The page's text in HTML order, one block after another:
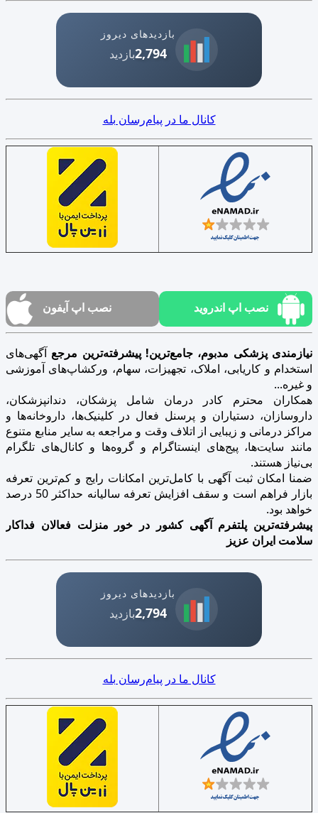
بازدیدهای دیروز
2,794بازدید
کانال ما در پیام‌رسان بله
نصب اپ اندروید نصب اپ آیفون
نیازمندی پزشکی مدبوم، جامع‌ترین! پیشرفته‌ترین مرجع آگهی‌های
استخدام و کاریابی، املاک، تجهیزات، سهام، ورکشاپ‌های آموزشی
و غیره...
همکاران محترم کادر درمان شامل پزشکان، دندانپزشکان،
داروسازان، دستیاران و پرسنل فعال در کلینیک‌ها، داروخانه‌ها و
مراکز درمانی و زیبایی از اتلاف وقت و مراجعه به سایر منابع متنوع
مانند سایت‌ها، پیج‌های اینستاگرام و گروه‌ها و کانال‌های تلگرام
بی‌نیاز هستند.
ضمنا امکان ثبت آگهی با کامل‌ترین امکانات رایج و کم‌ترین تعرفه
بازار فراهم است و سقف افزایش تعرفه سالیانه حداکثر 50 درصد
خواهد بود.
پیشرفته‌ترین پلتفرم آگهی کشور در خور منزلت فعالان فداکار
سلامت ایران عزیز
بازدیدهای دیروز
2,794بازدید
کانال ما در پیام‌رسان بله